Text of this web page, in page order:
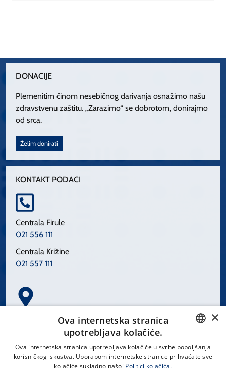
DONACIJE
Plemenitim činom nesebičnog darivanja osnažimo našu
zdravstvenu zaštitu. „Zarazimo“ se dobrotom, donirajmo
od srca.
Želim donirati
KONTAKT PODACI
Centrala Firule
021 556 111
Centrala Križine
021 557 111
Spinčićeva 1, 21000 Split
CROATIAN
×
Ova internetska stranica
upotrebljava kolačiće.
Ova internetska stranica upotrebljava kolačiće u svrhe poboljšanja
korisničkog iskustva. Uporabom internetske stranice prihvaćate sve
kolačiće sukladno našoj Politici kolačića.